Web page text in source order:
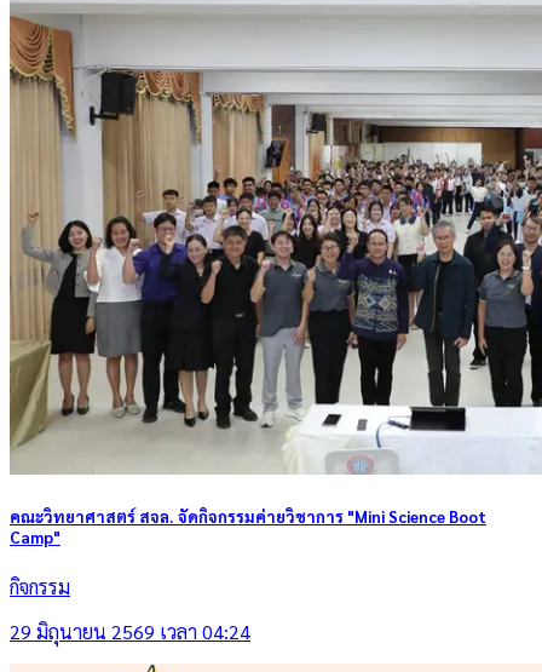
คณะวิทยาศาสตร์ สจล. จัดกิจกรรมค่ายวิชาการ "Mini Science Boot
Camp"
กิจกรรม
29 มิถุนายน 2569 เวลา 04:24